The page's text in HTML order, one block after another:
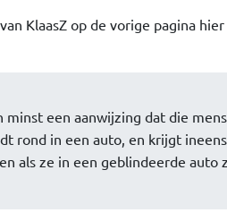
KlaasZ op de vorige pagina
een aanwijzing dat die
rond in een auto, en krijgt
als ze in een geblindeerde auto